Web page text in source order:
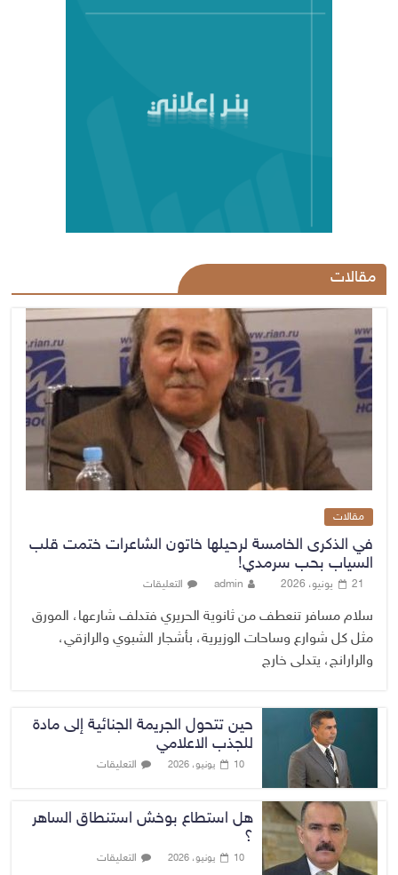
مقالات
مقالات
في الذكرى الخامسة لرحيلها خاتون الشاعرات ختمت قلب
السياب بحب سرمدي!
21 يونيو، 2026 admin التعليقات
سلام مسافر تنعطف من ثانوية الحريري فتدلف شارعها، المورق
مثل كل شوارع وساحات الوزيرية، بأشجار الشبوي والرازقي،
والرارانج، يتدلى خارج
حين تتحول الجريمة الجنائية إلى مادة
للجذب الاعلامي
10 يونيو، 2026 التعليقات
هل استطاع بوخش استنطاق الساهر
؟
10 يونيو، 2026 التعليقات